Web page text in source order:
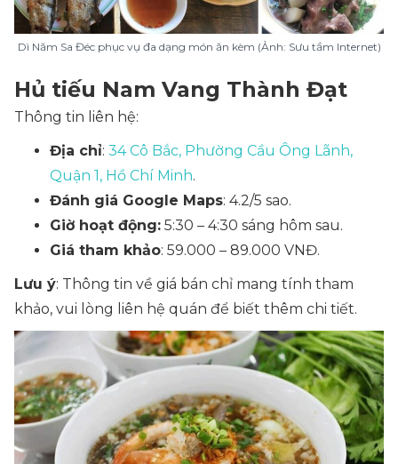
Dì Năm Sa Đéc phục vụ đa dạng món ăn kèm (Ảnh: Sưu tầm Internet)
Hủ tiếu Nam Vang Thành Đạt
Thông tin liên hệ:
Địa chỉ: 34 Cô Bắc, Phường Cầu Ông Lãnh,
Quận 1, Hồ Chí Minh.
Đánh giá Google Maps: 4.2/5 sao.
Giờ hoạt động: 5:30 – 4:30 sáng hôm sau.
Giá tham khảo: 59.000 – 89.000 VNĐ.
Lưu ý: Thông tin về giá bán chỉ mang tính tham
khảo, vui lòng liên hệ quán để biết thêm chi tiết.